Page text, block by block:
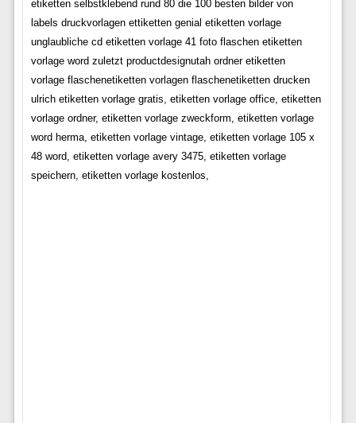
etiketten selbstklebend rund 80 die 100 besten bilder von
labels druckvorlagen ettiketten genial etiketten vorlage
unglaubliche cd etiketten vorlage 41 foto flaschen etiketten
vorlage word zuletzt productdesignutah ordner etiketten
vorlage flaschenetiketten vorlagen flaschenetiketten drucken
ulrich etiketten vorlage gratis, etiketten vorlage office, etiketten
vorlage ordner, etiketten vorlage zweckform, etiketten vorlage
word herma, etiketten vorlage vintage, etiketten vorlage 105 x
48 word, etiketten vorlage avery 3475, etiketten vorlage
speichern, etiketten vorlage kostenlos,